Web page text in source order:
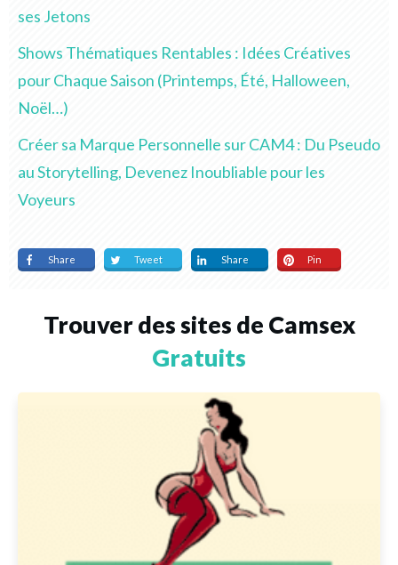
ses Jetons
Shows Thématiques Rentables : Idées Créatives
pour Chaque Saison (Printemps, Été, Halloween,
Noël…)
Créer sa Marque Personnelle sur CAM4 : Du Pseudo
au Storytelling, Devenez Inoubliable pour les
Voyeurs
Share Tweet Share Pin
Trouver des sites de Camsex
Gratuits